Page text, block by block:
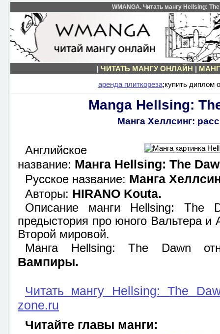
WMANGA. Читать мангу Hellsing:
| ЧИТАТЬ МАНГУ ОНЛАЙН |
аренда плиткореза;купить диплом
Manga Hellsing:
Манга Хеллсинг:
Английское
название: Манга Hellsing: The
Русское название: Манга
Авторы: HIRANO Kouta.
Описание манги Hellsing: The
предыстория про юного Вальтера и
Второй мировой.
Манга Hellsing: The Dawn
Вампиры.
Читать мангу Hellsing: The
zone.ru
Читайте главы манги: